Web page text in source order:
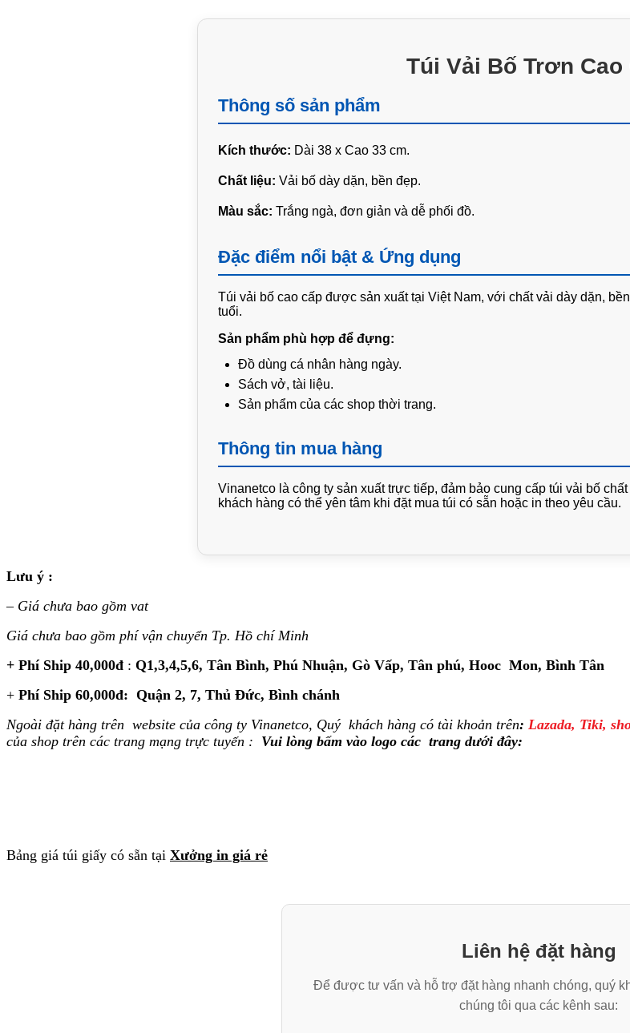
Túi Vải Bố Trơn Cao
Thông số sản phẩm
Kích thước: Dài 38 x Cao 33 cm.
Chất liệu: Vải bố dày dặn, bền đẹp.
Màu sắc: Trắng ngà, đơn giản và dễ phối đồ.
Đặc điểm nổi bật & Ứng dụng
Túi vải bố cao cấp được sản xuất tại Việt Nam, với chất vải dày dặn,
tuổi.
Sản phẩm phù hợp để đựng:
Đồ dùng cá nhân hàng ngày.
Sách vở, tài liệu.
Sản phẩm của các shop thời trang.
Thông tin mua hàng
Vinanetco là công ty sản xuất trực tiếp, đảm bảo cung cấp túi vải bố
khách hàng có thể yên tâm khi đặt mua túi có sẵn hoặc in theo yêu cầu.
Lưu ý :
– Giá chưa bao gồm vat
Giá chưa bao gồm phí vận chuyển Tp. Hồ chí Minh
+ Phí Ship 40,000đ : Q1,3,4,5,6, Tân Bình, Phú Nhuận, Gò Vấp, Tân phú, Hooc Mon, Bình Tân
+ Phí Ship 60,000đ: Quận 2, 7, Thủ Đức, Bình chánh
Ngoài đặt hàng trên website của công ty Vinanetco, Quý khách hàng có tài khoản trên: Lazada, Tiki,
của shop trên các trang mạng trực tuyến : Vui lòng bấm vào logo các trang dưới đây:
Bảng giá túi giấy có sẵn tại Xưởng in giá rẻ
Liên hệ đặt hàng
Để được tư vấn và hỗ trợ đặt hàng nhanh chóng, quý
chúng tôi qua các kênh sau: